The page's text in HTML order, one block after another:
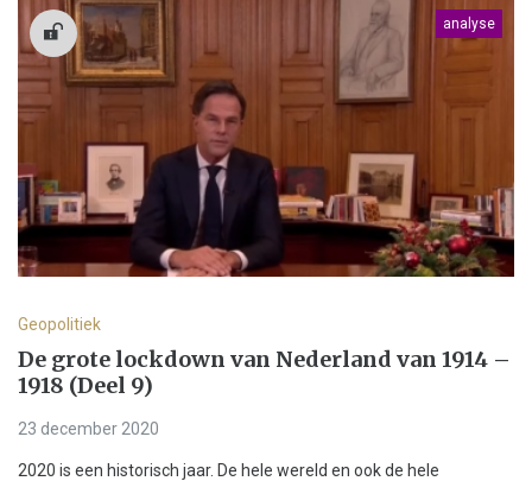
analyse
Geopolitiek
De grote lockdown van Nederland van 1914 –
1918 (Deel 9)
23 december 2020
2020 is een historisch jaar. De hele wereld en ook de hele